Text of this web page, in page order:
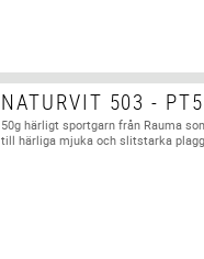
NATURVIT 503 -
50g härligt sportgarn från Rauma
till härliga mjuka och slitstarka